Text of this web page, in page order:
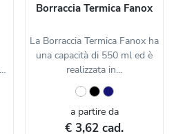
Borraccia Termica Fanox
La Borraccia Termica Fanox ha
una capacità di 550 ml ed è
realizzata in...
a partire da
€ 3,62 cad.